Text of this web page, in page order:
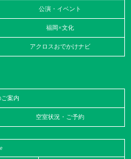
公演・イベント
福岡×文化
アクロスおでかけナビ
案内
空室状況・ご予約